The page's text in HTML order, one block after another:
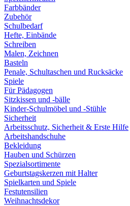
Farbbänder
Zubehör
Schulbedarf
Hefte, Einbände
Schreiben
Malen, Zeichnen
Basteln
Penale, Schultaschen und Rucksäcke
Spiele
Für Pädagogen
Sitzkissen und -bälle
Kinder-Schulmöbel und -Stühle
Sicherheit
Arbeitsschutz, Sicherheit & Erste Hilfe
Arbeitshandschuhe
Bekleidung
Hauben und Schürzen
Spezialsortimente
Geburtstagskerzen mit Halter
Spielkarten und Spiele
Festutensilien
Weihnachtsdekor